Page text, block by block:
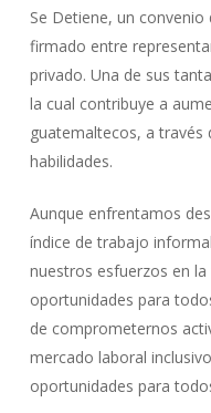
Se Detiene, un
firmado entre
privado. Una de sus
la cual contribuye a
guatemaltecos, a
habilidades.
Aunque enfrentamos
índice de trabajo
nuestros esfuerzos en
oportunidades para
de comprometernos
mercado laboral
oportunidades para